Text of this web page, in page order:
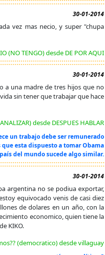
30-01-2014
vez mas necio, y super "chupa
(NO TENGO) desde DE POR AQUI
30-01-2014
a una madre de tres hijos que no
sin tener que trabajar que hace
desde DESPUES HABLAR
un trabajo debe ser remunerado
que esta dispuesto a tomar Obama
del mundo sucede algo similar.
30-01-2014
argentina no se podiua exportar,
equivocado venis de casi diez
de dolares en un año, con la
economico, quien tiene la
KIKO.
(democratico) desde villaguay